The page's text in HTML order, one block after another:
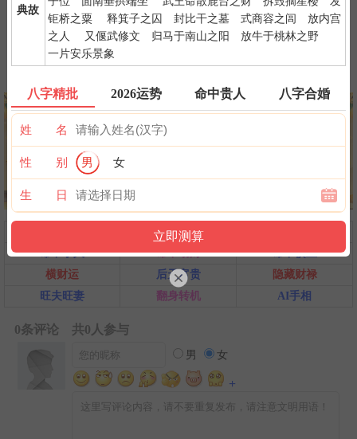
典故
钜桥之粟 释箕子之囚 封比干之墓 式商容之闾 放内宫
之人 又偃武修文 归马于南山之阳 放牛于桃林之野
一片安乐景象
八字精批 2026运势 命中贵人 八字合婚
姓 名
性 别 男 女
生 日
命中贵人
命中小人
命中劫财
命中债主
横财运
后天富贵
隐藏财禄
旺夫旺妻
翻身转机 AI手相